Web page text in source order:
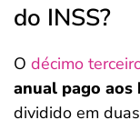
do INSS?
O décimo
anual pago aos
dividido em